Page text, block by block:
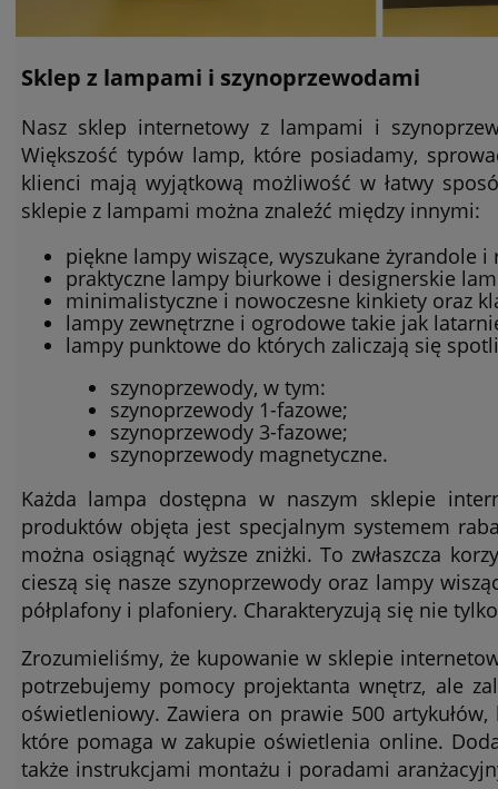
Sklep z lampami i szynoprzewodami
Nasz sklep internetowy z lampami i
Większość typów lamp, które posiadamy,
klienci mają wyjątkową możliwość w łatwy
sklepie z lampami można znaleźć między innymi:
piękne lampy wiszące, wyszukane żyrandole
praktyczne lampy biurkowe i designerskie
minimalistyczne i nowoczesne kinkiety oraz
lampy zewnętrzne i ogrodowe takie jak
lampy punktowe do których zaliczają się
szynoprzewody, w tym:
szynoprzewody 1-fazowe;
szynoprzewody 3-fazowe;
szynoprzewody magnetyczne.
Każda lampa dostępna w naszym sklepie
produktów objęta jest specjalnym systemem
można osiągnąć wyższe zniżki. To zwłaszcza
cieszą się nasze szynoprzewody oraz lampy
półplafony i plafoniery. Charakteryzują się nie
Zrozumieliśmy, że kupowanie w sklepie
potrzebujemy pomocy projektanta wnętrz, ale
oświetleniowy. Zawiera on prawie 500
które pomaga w zakupie oświetlenia online.
także instrukcjami montażu i poradami